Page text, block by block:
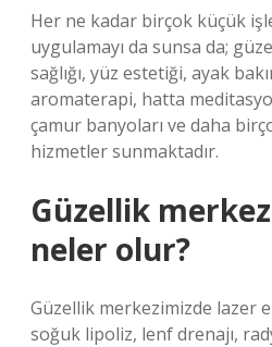
Her ne kadar birçok küçük
uygulamayı da sunsa da;
sağlığı, yüz estetiği, ayak
aromaterapi, hatta
çamur banyoları ve daha
hizmetler sunmaktadır.
Güzellik
neler olur?
Güzellik merkezimizde lazer
soğuk lipoliz, lenf drenajı,